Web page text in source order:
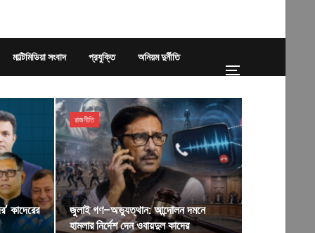
মাল্টিমিডিয়া সংবাদ প্রযুক্তি অনিয়ম দুর্নীতি
কাদেরের
রাজনীতি
জুলাই গণ–অভ্যুত্থান: আন্দোলন দমনে
হামলার নির্দেশ দেন ওবায়দুল কাদের